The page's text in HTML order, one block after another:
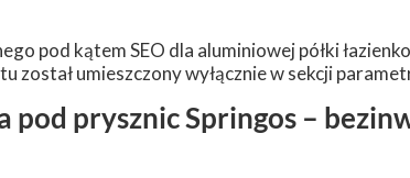
pod kątem SEO dla aluminiowej półki
został umieszczony wyłącznie w sekcji
pod prysznic Springos –